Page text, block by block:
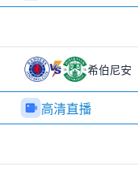
希伯尼安
高清直播